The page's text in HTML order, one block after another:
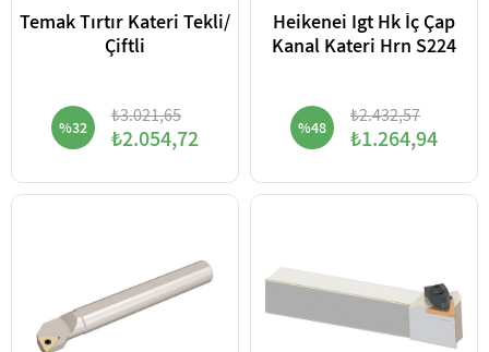
Temak Tırtır Kateri Tekli/
Çiftli
%32 ₺3.021,65
₺2.054,72
Heikenei Igt Hk İç Çap
Kanal Kateri Hrn S224
%48 ₺2.432,57
₺1.264,94